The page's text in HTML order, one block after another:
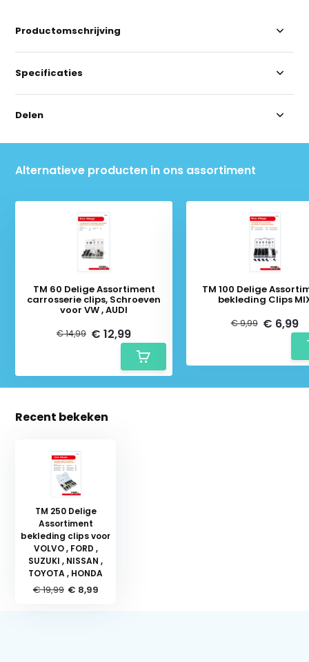
Productomschrijving
Specificaties
Delen
Alternatieve producten in ons assortiment
TM 60 Delige Assortiment
carrosserie clips, Schroeven
voor VW , AUDI
€ 14,99 € 12,99
TM 100 Delige
bekleding
€ 9,99 € 6,99
Recent bekeken
TM 250 Delige
Assortiment
bekleding clips voor
VOLVO , FORD ,
SUZUKI , NISSAN ,
TOYOTA , HONDA
€ 19,99 € 8,99
Schrijf je in voor onze nieuwsbrief: